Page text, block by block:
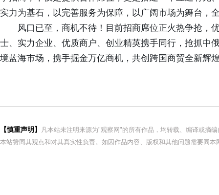
实力为基石，以完善服务为保障，以广阔市场为舞台，
风口已至，商机不待！目前招商席位正火热争抢，
士、实力企业、优质商户、创业精英携手同行，抢抓中
境蓝海市场，携手掘金万亿商机，共创跨国商贸全新辉
【慎重声明】
凡本站未注明来源为"观察网"的所有作品，均转载、编译或摘
本站赞同其观点和对其真实性负责。如因作品内容、版权和其他问题需要同本